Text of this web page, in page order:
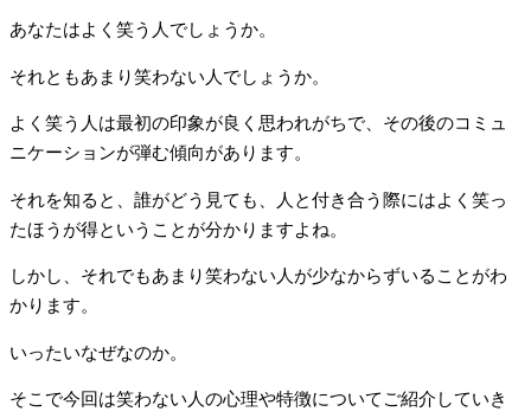
あなたはよく笑う人でしょうか。
それともあまり笑わない人でしょうか。
よく笑う人は最初の印象が良く思われがちで、その後のコミュ
ニケーションが弾む傾向があります。
それを知ると、誰がどう見ても、人と付き合う際にはよく笑っ
たほうが得ということが分かりますよね。
しかし、それでもあまり笑わない人が少なからずいることがわ
かります。
いったいなぜなのか。
そこで今回は笑わない人の心理や特徴についてご紹介していき